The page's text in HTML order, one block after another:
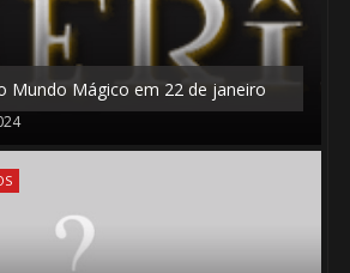
Mundo Mágico em 22 de janeiro
1️⃣ 8️⃣